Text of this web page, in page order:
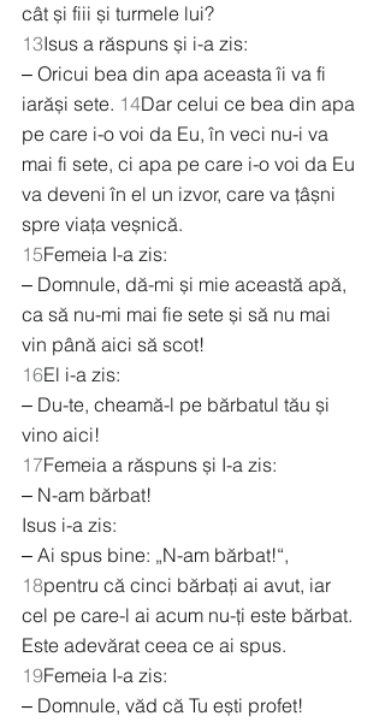
cât și fiii și turmele lui?
13Isus a răspuns și i-a zis:
‒ Oricui bea din apa aceasta îi va fi
iarăși sete. 14Dar celui ce bea din apa
pe care i-o voi da Eu, în veci nu-i va
mai fi sete, ci apa pe care i-o voi da Eu
va deveni în el un izvor, care va țâșni
spre viața veșnică.
15Femeia I-a zis:
‒ Domnule, dă-mi și mie această apă,
ca să nu-mi mai fie sete și să nu mai
vin până aici să scot!
16El i-a zis:
‒ Du-te, cheamă-l pe bărbatul tău și
vino aici!
17Femeia a răspuns și I-a zis:
‒ N-am bărbat!
Isus i-a zis:
‒ Ai spus bine: „N-am bărbat!“,
18pentru că cinci bărbați ai avut, iar
cel pe care-l ai acum nu-ți este bărbat.
Este adevărat ceea ce ai spus.
19Femeia I-a zis:
‒ Domnule, văd că Tu ești profet!